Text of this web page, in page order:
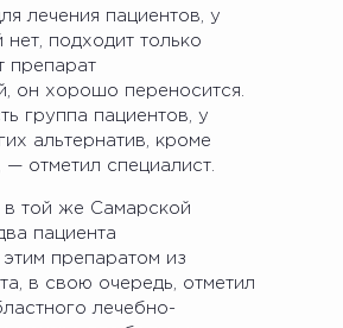
лечения пациентов, у
нет, подходит только
препарат
он хорошо переносится.
группа пациентов, у
альтернатив, кроме
— отметил специалист.
в той же Самарской
пациента
препаратом из
в свою очередь, отметил
лечебно-